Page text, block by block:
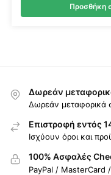
Προσθήκη
Δωρεάν
Δωρεάν μεταφορικά
Επιστροφή εντός
Ισχύουν όροι και
100% Ασφαλές
PayPal / MasterCard